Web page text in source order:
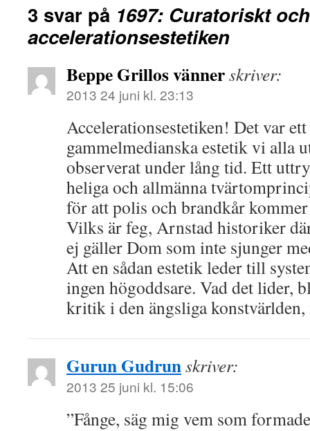
3 svar på 1697: Curatoriskt och
accelerationsestetiken
Beppe Grillos vännerskriver:
2013 24 juni kl. 23:13
Accelerationsestetiken! Det var
gammelmedianska estetik vi alla
observerat under lång tid. Ett
heliga och allmänna
för att polis och brandkår
Vilks är feg, Arnstad historiker
ej gäller Dom som inte sjunger
Att en sådan estetik leder till
ingen högoddsare. Vad det lider,
kritik i den ängsliga
Gurun Gudrunskriver:
2013 25 juni kl. 15:06
”Fånge, säg mig vem som